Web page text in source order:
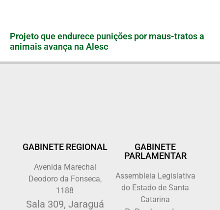
Projeto que endurece punições por maus-tratos a
animais avança na Alesc
GABINETE REGIONAL
Avenida Marechal
Deodoro da Fonseca,
1188
Sala 309, Jaraguá
GABINETE
PARLAMENTAR
Assembleia Legislativa
do Estado de Santa
Catarina